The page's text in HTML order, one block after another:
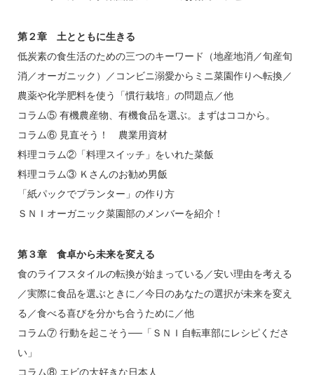
第２章 土とともに生きる
低炭素の食生活のための三つのキーワード（地産地消／旬産旬
消／オーガニック）／コンビニ溺愛からミニ菜園作りへ転換／
農薬や化学肥料を使う「慣行栽培」の問題点／他
コラム⑤ 有機農産物、有機食品を選ぶ。まずはココから。
コラム⑥ 見直そう！ 農業用資材
料理コラム②「料理スイッチ」をいれた菜飯
料理コラム③ Ｋさんのお勧め男飯
「紙パックでプランター」の作り方
ＳＮＩオーガニック菜園部のメンバーを紹介！
第３章 食卓から未来を変える
食のライフスタイルの転換が始まっている／安い理由を考える
／実際に食品を選ぶときに／今日のあなたの選択が未来を変え
る／食べる喜びを分かち合うために／他
コラム⑦ 行動を起こそう──「ＳＮＩ自転車部にレシピくださ
い」
コラム⑧ エビの大好きな日本人